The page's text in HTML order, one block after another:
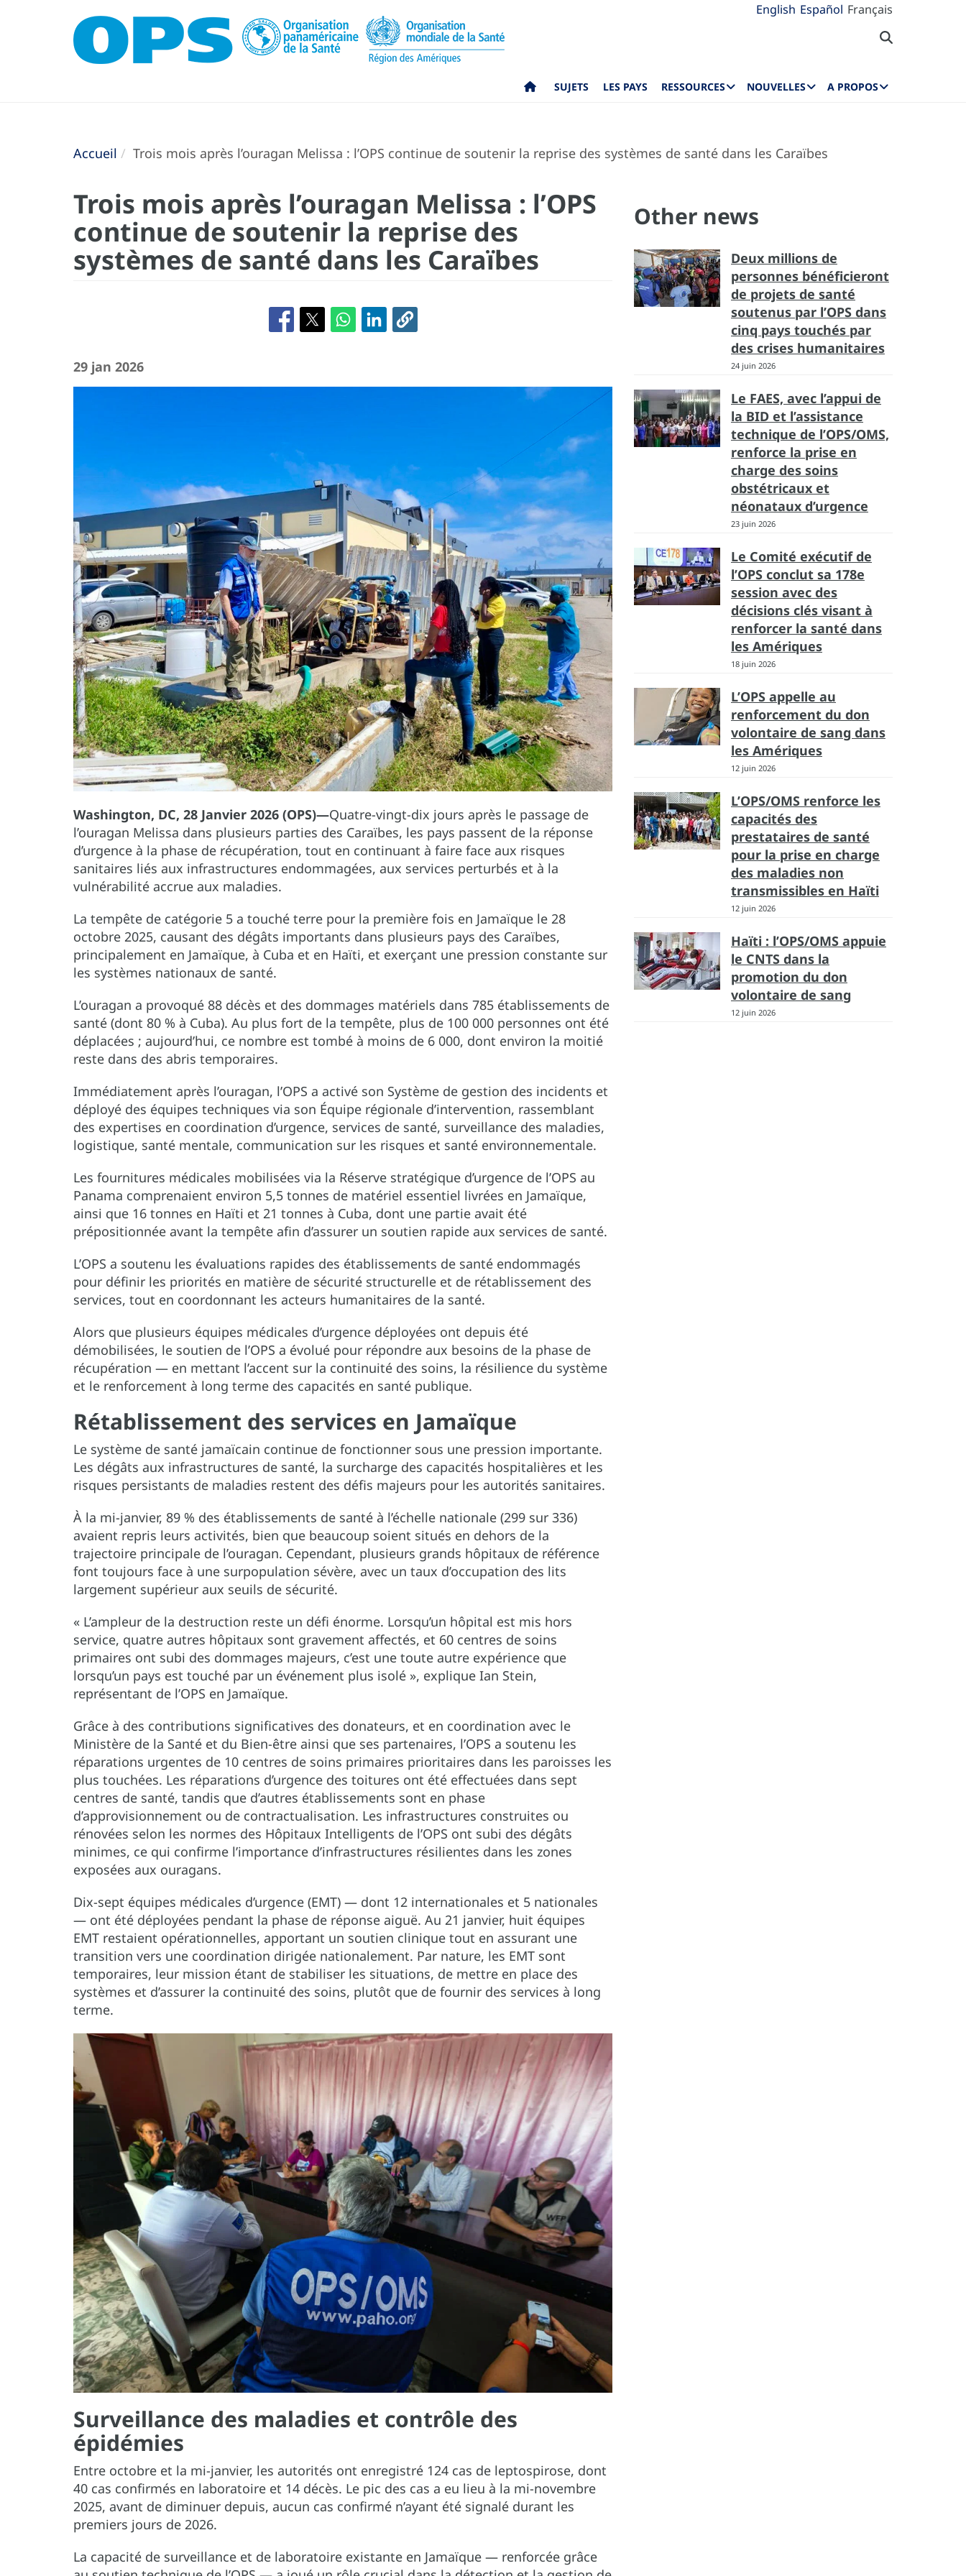
English Español Français
SUJETS LES PAYS RESSOURCES NOUVELLES A PROPOS
Accueil Trois mois après l’ouragan Melissa : l’OPS continue de soutenir la reprise des systèmes de santé dans les Caraïbes
Trois mois après l’ouragan Melissa : l’OPS
continue de soutenir la reprise des
systèmes de santé dans les Caraïbes
29 jan 2026
Washington, DC, 28 Janvier 2026 (OPS)—Quatre-vingt-dix jours après le passage de
l’ouragan Melissa dans plusieurs parties des Caraïbes, les pays passent de la réponse
d’urgence à la phase de récupération, tout en continuant à faire face aux risques
sanitaires liés aux infrastructures endommagées, aux services perturbés et à la
vulnérabilité accrue aux maladies.
La tempête de catégorie 5 a touché terre pour la première fois en Jamaïque le 28
octobre 2025, causant des dégâts importants dans plusieurs pays des Caraïbes,
principalement en Jamaïque, à Cuba et en Haïti, et exerçant une pression constante sur
les systèmes nationaux de santé.
L’ouragan a provoqué 88 décès et des dommages matériels dans 785 établissements de
santé (dont 80 % à Cuba). Au plus fort de la tempête, plus de 100 000 personnes ont été
déplacées ; aujourd’hui, ce nombre est tombé à moins de 6 000, dont environ la moitié
reste dans des abris temporaires.
Immédiatement après l’ouragan, l’OPS a activé son Système de gestion des incidents et
déployé des équipes techniques via son Équipe régionale d’intervention, rassemblant
des expertises en coordination d’urgence, services de santé, surveillance des maladies,
logistique, santé mentale, communication sur les risques et santé environnementale.
Les fournitures médicales mobilisées via la Réserve stratégique d’urgence de l’OPS au
Panama comprenaient environ 5,5 tonnes de matériel essentiel livrées en Jamaïque,
ainsi que 16 tonnes en Haïti et 21 tonnes à Cuba, dont une partie avait été
prépositionnée avant la tempête afin d’assurer un soutien rapide aux services de santé.
L’OPS a soutenu les évaluations rapides des établissements de santé endommagés
pour définir les priorités en matière de sécurité structurelle et de rétablissement des
services, tout en coordonnant les acteurs humanitaires de la santé.
Alors que plusieurs équipes médicales d’urgence déployées ont depuis été
démobilisées, le soutien de l’OPS a évolué pour répondre aux besoins de la phase de
récupération — en mettant l’accent sur la continuité des soins, la résilience du système
et le renforcement à long terme des capacités en santé publique.
Rétablissement des services en Jamaïque
Le système de santé jamaïcain continue de fonctionner sous une pression importante.
Les dégâts aux infrastructures de santé, la surcharge des capacités hospitalières et les
risques persistants de maladies restent des défis majeurs pour les autorités sanitaires.
À la mi-janvier, 89 % des établissements de santé à l’échelle nationale (299 sur 336)
avaient repris leurs activités, bien que beaucoup soient situés en dehors de la
trajectoire principale de l’ouragan. Cependant, plusieurs grands hôpitaux de référence
font toujours face à une surpopulation sévère, avec un taux d’occupation des lits
largement supérieur aux seuils de sécurité.
« L’ampleur de la destruction reste un défi énorme. Lorsqu’un hôpital est mis hors
service, quatre autres hôpitaux sont gravement affectés, et 60 centres de soins
primaires ont subi des dommages majeurs, c’est une toute autre expérience que
lorsqu’un pays est touché par un événement plus isolé », explique Ian Stein,
représentant de l’OPS en Jamaïque.
Grâce à des contributions significatives des donateurs, et en coordination avec le
Ministère de la Santé et du Bien-être ainsi que ses partenaires, l’OPS a soutenu les
réparations urgentes de 10 centres de soins primaires prioritaires dans les paroisses les
plus touchées. Les réparations d’urgence des toitures ont été effectuées dans sept
centres de santé, tandis que d’autres établissements sont en phase
d’approvisionnement ou de contractualisation. Les infrastructures construites ou
rénovées selon les normes des Hôpitaux Intelligents de l’OPS ont subi des dégâts
minimes, ce qui confirme l’importance d’infrastructures résilientes dans les zones
exposées aux ouragans.
Dix-sept équipes médicales d’urgence (EMT) — dont 12 internationales et 5 nationales
— ont été déployées pendant la phase de réponse aiguë. Au 21 janvier, huit équipes
EMT restaient opérationnelles, apportant un soutien clinique tout en assurant une
transition vers une coordination dirigée nationalement. Par nature, les EMT sont
temporaires, leur mission étant de stabiliser les situations, de mettre en place des
systèmes et d’assurer la continuité des soins, plutôt que de fournir des services à long
terme.
Surveillance des maladies et contrôle des
épidémies
Entre octobre et la mi-janvier, les autorités ont enregistré 124 cas de leptospirose, dont
40 cas confirmés en laboratoire et 14 décès. Le pic des cas a eu lieu à la mi-novembre
2025, avant de diminuer depuis, aucun cas confirmé n’ayant été signalé durant les
premiers jours de 2026.
La capacité de surveillance et de laboratoire existante en Jamaïque — renforcée grâce
Other news
Deux millions de
personnes bénéficieront
de projets de santé
soutenus par l’OPS dans
cinq pays touchés par
des crises humanitaires
24 juin 2026
Le FAES, avec l’appui de
la BID et l’assistance
technique de l’OPS/OMS,
renforce la prise en
charge des soins
obstétricaux et
néonataux d’urgence
23 juin 2026
Le Comité exécutif de
l’OPS conclut sa 178e
session avec des
décisions clés visant à
renforcer la santé dans
les Amériques
18 juin 2026
L’OPS appelle au
renforcement du don
volontaire de sang dans
les Amériques
12 juin 2026
L’OPS/OMS renforce les
capacités des
prestataires de santé
pour la prise en charge
des maladies non
transmissibles en Haïti
12 juin 2026
Haïti : l’OPS/OMS appuie
le CNTS dans la
promotion du don
volontaire de sang
12 juin 2026